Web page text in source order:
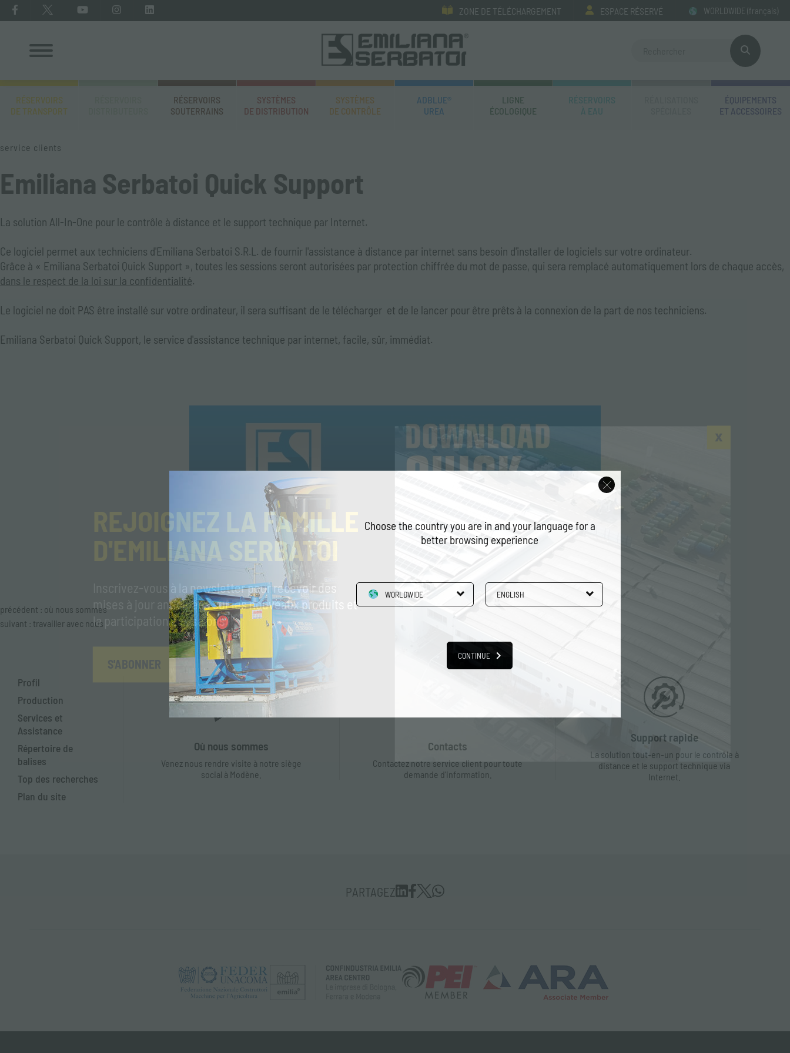
ZONE DE TÉLÉCHARGEMENT ESPACE RÉSERVÉ WORLDWIDE (français)
RÉSERVOIRS
DE TRANSPORT
RÉSERVOIRS
SOUTERRAINS
SYSTÈMES
DE DISTRIBUTION
SYSTÈMES
DE CONTRÔLE
ADBLUE®
UREA
LIGNE
ÉCOLOGIQUE
RÉSERVOIRS
À EAU
ÉQUIPEMENTS
ET ACCESSOIRES
service clients
Emiliana Serbatoi Quick Support
La solution All-In-One pour le contrôle à distance et le support technique par Internet.
Ce logiciel permet aux techniciens d'Emiliana Serbatoi S.R.L. de fournir l'assistance à distance par internet sans besoin d'installer de logiciels sur votre ordinateur.
Grâce à « Emiliana Serbatoi Quick Support », toutes les sessions seront autorisées par protection chiffrée du mot de passe, qui sera remplacé automatiquement lors de chaque accès,
dans le respect de la loi sur la confidentialité.
Le logiciel ne doit PAS être installé sur votre ordinateur, il sera suffisant de le télécharger et de le lancer pour être prêts à la connexion de la part de nos techniciens.
Emiliana Serbatoi Quick Support, le service d'assistance technique par internet, facile, sûr, immédiat.
précédent : où nous sommes
suivant : travailler avec nous
Profil
Production
Services et
Assistance
Répertoire de
balises
Top des recherches
Plan du site
Où nous sommes
Venez nous rendre visite à notre siège
social à Modène.
Contacts
Contactez notre service client pour toute
demande d'information.
Support rapide
La solution tout-en-un pour le contrôle à
distance et le support technique via
Internet.
PARTAGEZ
Choose the country you are in and your language for a
better browsing experience
WORLDWIDE ENGLISH
CONTINUE
REJOIGNEZ LA FAMILLE
D'EMILIANA SERBATOI
Inscrivez-vous à la newsletter pour recevoir des
mises à jour anticipées sur les nouveaux produits et
la participation aux salons
S'ABONNER